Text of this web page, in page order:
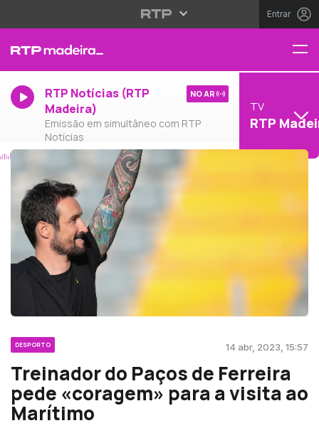
Entrar
RTP Notícias (RTP
Madeira)
Emissão em simultâneo com RTP
Notícias
NO AR
TV
RTP
DESPORTO 14 abr, 2023, 15:57
Treinador do Paços de Ferreira
pede «coragem» para a visita ao
Marítimo